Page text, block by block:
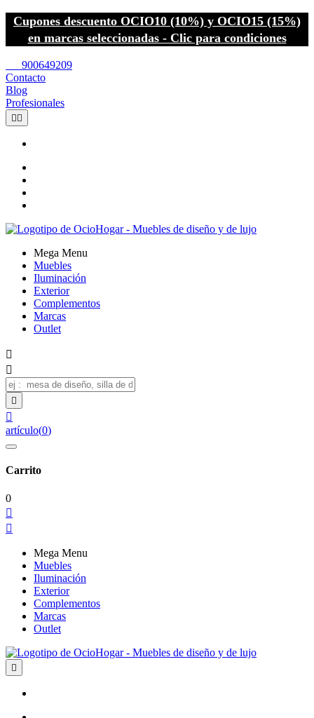
Cupones descuento OCIO10 (10%) y OCIO15 (15%)
en marcas seleccionadas - Clic para condiciones
900649209
Contacto
Blog
Profesionales
 
Mega Menu
Muebles
Iluminación
Exterior
Complementos
Marcas
Outlet




artículo(0)
Carrito
0


Mega Menu
Muebles
Iluminación
Exterior
Complementos
Marcas
Outlet
